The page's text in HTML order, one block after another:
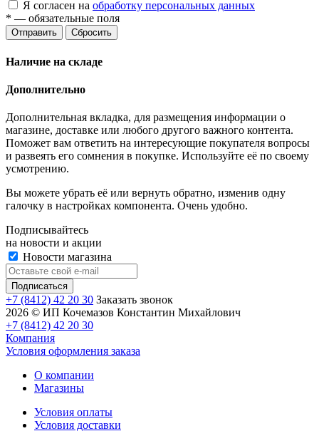
Я согласен на обработку персональных данных
* — обязательные поля
Отправить Сбросить
Наличие на складе
Дополнительно
Дополнительная вкладка, для размещения информации о
магазине, доставке или любого другого важного контента.
Поможет вам ответить на интересующие покупателя вопросы
и развеять его сомнения в покупке. Используйте её по своему
усмотрению.
Вы можете убрать её или вернуть обратно, изменив одну
галочку в настройках компонента. Очень удобно.
Подписывайтесь
на новости и акции
Новости магазина
+7 (8412) 42 20 30 Заказать звонок
2026 © ИП Кочемазов Константин Михайлович
+7 (8412) 42 20 30
Компания
Условия оформления заказа
О компании
Магазины
Условия оплаты
Условия доставки